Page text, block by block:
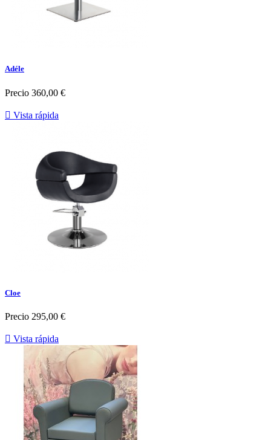
Adéle
Precio 360,00 €
 Vista rápida
Cloe
Precio 295,00 €
 Vista rápida